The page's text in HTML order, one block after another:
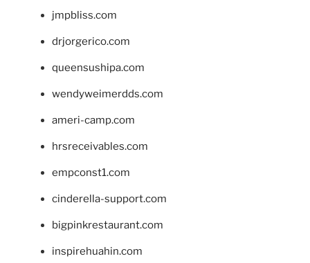
jmpbliss.com
drjorgerico.com
queensushipa.com
wendyweimerdds.com
ameri-camp.com
hrsreceivables.com
empconst1.com
cinderella-support.com
bigpinkrestaurant.com
inspirehuahin.com